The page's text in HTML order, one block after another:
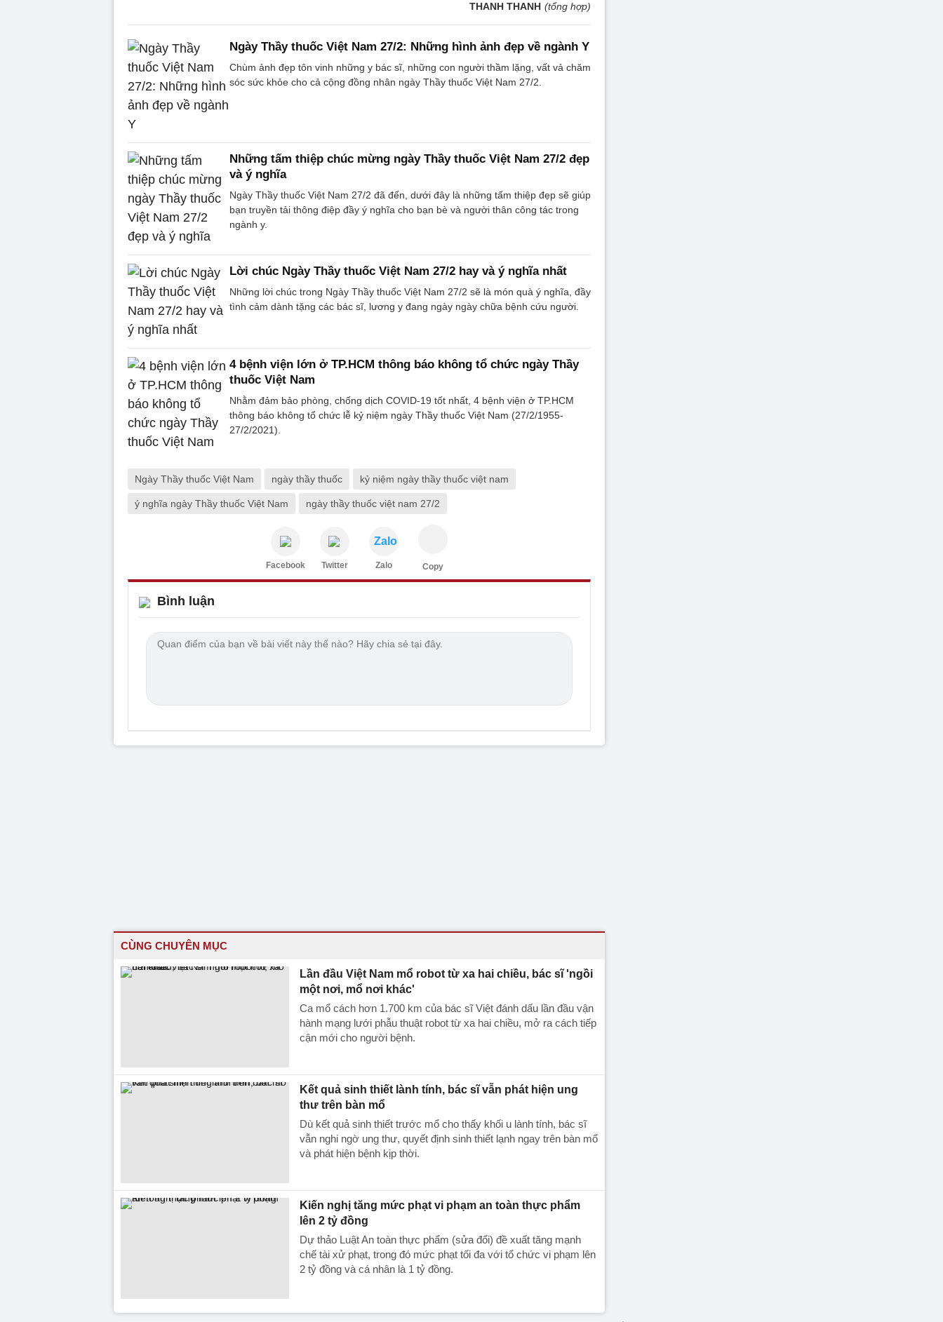
THANH THANH (tổng hợp)
Ngày Thầy thuốc Việt Nam 27/2: Những hình ảnh đẹp về ngành Y
Chùm ảnh đẹp tôn vinh những y bác sĩ, những con người thầm lặng, vất vả chăm
sóc sức khỏe cho cả cộng đồng nhân ngày Thầy thuốc Việt Nam 27/2.
Những tấm thiệp chúc mừng ngày Thầy thuốc Việt Nam 27/2 đẹp
và ý nghĩa
Ngày Thầy thuốc Việt Nam 27/2 đã đến, dưới đây là những tấm thiệp đẹp sẽ giúp
bạn truyền tải thông điệp đầy ý nghĩa cho bạn bè và người thân công tác trong
ngành y.
Lời chúc Ngày Thầy thuốc Việt Nam 27/2 hay và ý nghĩa nhất
Những lời chúc trong Ngày Thầy thuốc Việt Nam 27/2 sẽ là món quà ý nghĩa, đầy
tình cảm dành tặng các bác sĩ, lương y đang ngày ngày chữa bệnh cứu người.
4 bệnh viện lớn ở TP.HCM thông báo không tổ chức ngày Thầy
thuốc Việt Nam
Nhằm đảm bảo phòng, chống dịch COVID-19 tốt nhất, 4 bệnh viện ở TP.HCM
thông báo không tổ chức lễ kỷ niệm ngày Thầy thuốc Việt Nam (27/2/1955-
27/2/2021).
Ngày Thầy thuốc Việt Nam ngày thầy thuốc kỷ niệm ngày thầy thuốc việt nam
ý nghĩa ngày Thầy thuốc Việt Nam ngày thầy thuốc việt nam 27/2
Facebook Twitter
Zalo
Zalo Copy
Bình luận
CÙNG CHUYÊN MỤC
Lần đầu Việt Nam mổ robot từ xa hai chiều, bác sĩ 'ngồi
một nơi, mổ nơi khác'
Ca mổ cách hơn 1.700 km của bác sĩ Việt đánh dấu lần đầu vận
hành mạng lưới phẫu thuật robot từ xa hai chiều, mở ra cách tiếp
cận mới cho người bệnh.
Kết quả sinh thiết lành tính, bác sĩ vẫn phát hiện ung
thư trên bàn mổ
Dù kết quả sinh thiết trước mổ cho thấy khối u lành tính, bác sĩ
vẫn nghi ngờ ung thư, quyết định sinh thiết lạnh ngay trên bàn mổ
và phát hiện bệnh kịp thời.
Kiến nghị tăng mức phạt vi phạm an toàn thực phẩm
lên 2 tỷ đồng
Dự thảo Luật An toàn thực phẩm (sửa đổi) đề xuất tăng mạnh
chế tài xử phạt, trong đó mức phạt tối đa với tổ chức vi phạm lên
2 tỷ đồng và cá nhân là 1 tỷ đồng.